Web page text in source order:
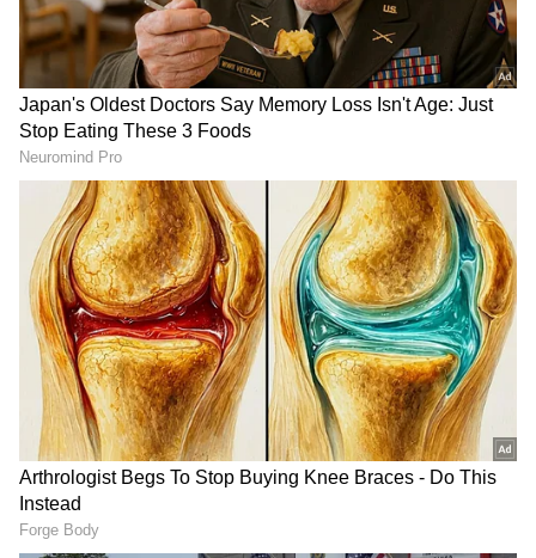
Image Credit :Our Own
ಬುಕ್ಕಿಂಗಳಿಂದ ಹೊಸ ಪ್ಲಾನ್
ಬಳಸಿಕೊಂಡು ತಂಡದ ರಹಸ್ಯ ಮಾಹಿತಿ ಸೋರಿಕೆ ಮಾಡುವ,
ಈ ಮೂಲಕ ಫಿಕ್ಸಿಂಗ್ ಅಥವಾ ಇತರ ಉದ್ದೇಶಕ್ಕೆ
ಬಳಸಿಕೊಳ್ಳುವ ಅಪಾಯ ಎದುರಾಗಿದೆ. ಆಟಗಾರರು, ಸ್ಟಾಫ್
ತಂಗವು ಹೊಟೆಲ್ ರೂಂಗೆ ಮಹಿಳೆಯರನ್ನು, ಸೋಶಿಯಲ್
ಮೀಡಿಯಾದಲ್ಲಿ ಕ್ರಿಕೆಟಿಗರಿಗೆ ಪರಿಚಯವಾಗುವ
ಯುವತಿಯರನ್ನು ಕಳುಹಿಸಿ ಹನಿಟ್ರಾಪ್ ಮಾಡುವ ಅಪಾಯದ
ಸುಳಿವು ಬಿಸಿಸಿಐಗೆ ಸಿಕ್ಕಿದೆ.